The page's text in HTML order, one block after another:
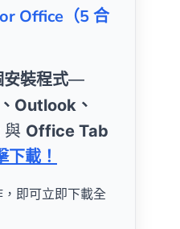
Office（5 合
安裝程式—
Outlook、
與 Office Tab
下載！
，即可立即下載全